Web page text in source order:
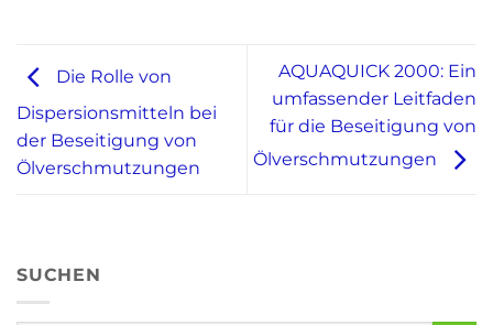
Die Rolle von
Dispersionsmitteln bei
der Beseitigung von
Ölverschmutzungen
AQUAQUICK 2000: Ein
umfassender Leitfaden
für die Beseitigung von
Ölverschmutzungen
SUCHEN